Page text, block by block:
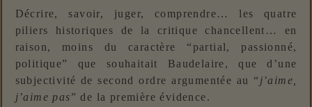
Décrire, savoir, juger, comprendre… les quatre
piliers historiques de la critique chancellent… en
raison, moins du caractère “partial, passionné,
politique” que souhaitait Baudelaire, que d’une
subjectivité de second ordre argumentée au “ j’aime,
j’aime pas” de la première évidence.